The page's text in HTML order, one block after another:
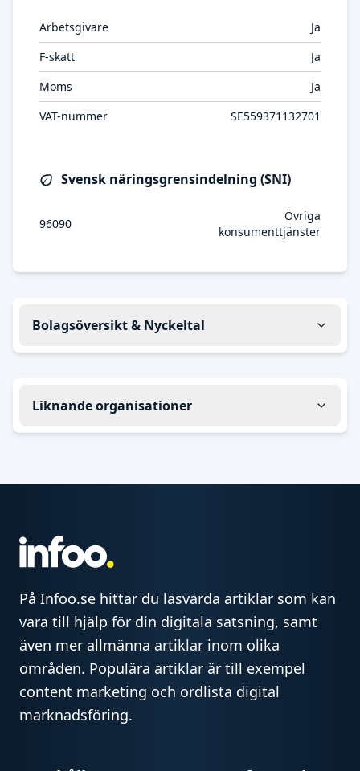
Arbetsgivare
Ja
F-skatt
Ja
Moms
Ja
VAT-nummer
SE559371132701
Svensk näringsgrensindelning (SNI)
96090
Övriga
konsumenttjänster
Bolagsöversikt & Nyckeltal
Liknande organisationer
På Infoo.se hittar du läsvärda artiklar som kan
vara till hjälp för din digitala satsning, samt
även mer allmänna artiklar inom olika
områden. Populära artiklar är till exempel
content marketing och ordlista digital
marknadsföring.